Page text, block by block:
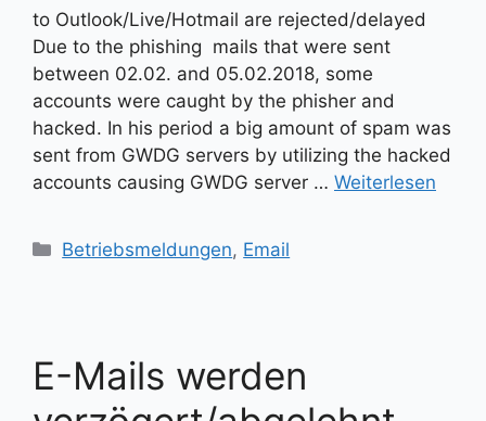
to Outlook/Live/Hotmail are rejected/delayed
Due to the phishing mails that were sent
between 02.02. and 05.02.2018, some
accounts were caught by the phisher and
hacked. In his period a big amount of spam was
sent from GWDG servers by utilizing the hacked
accounts causing GWDG server … Weiterlesen
Kategorien
Betriebsmeldungen, Email
E-Mails werden